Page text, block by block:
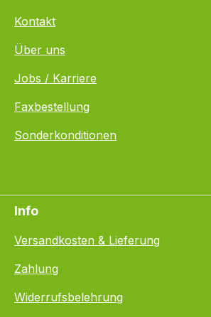
Kontakt
Über uns
Jobs / Karriere
Faxbestellung
Sonderkonditionen
Info
Versandkosten & Lieferung
Zahlung
Widerrufsbelehrung